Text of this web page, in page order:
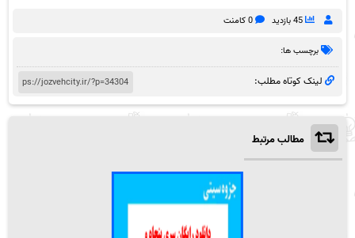
45 بازدید 0 کامنت
برچسب ها:
لینک کوتاه مطلب:
مطالب مرتبط